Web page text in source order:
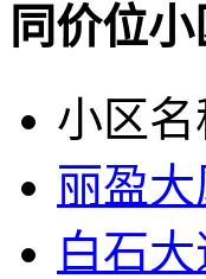
同价位小
小区名
丽盈大
白石